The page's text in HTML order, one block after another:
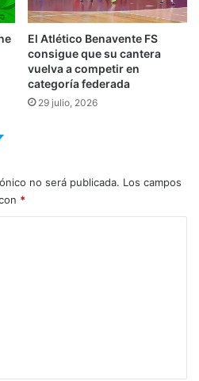
El Atlético Benavente FS
consigue que su cantera
vuelva a competir en
categoría federada
29 julio, 2026
no será publicada. Los campos
*